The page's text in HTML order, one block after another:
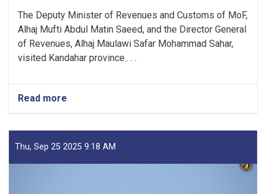
The Deputy Minister of Revenues and Customs of MoF,
Alhaj Mufti Abdul Matin Saeed, and the Director General
of Revenues, Alhaj Maulawi Safar Mohammad Sahar,
visited Kandahar province.. . .
Read more
Mufti
led
Delegation
Thu, Sep 25 2025 9:18 AM